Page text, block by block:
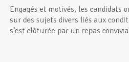
Engagés et motivés, les candidats
sur des sujets divers liés aux
s’est clôturée par un repas